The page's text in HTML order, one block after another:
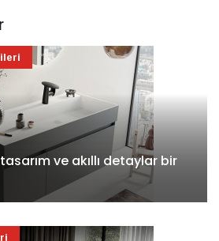
ve akıllı detaylar bir